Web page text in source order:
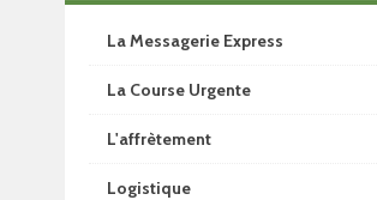
La Messagerie Express
La Course Urgente
L'affrètement
Logistique